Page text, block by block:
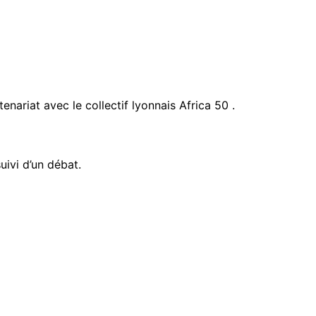
avec le collectif lyonnais Africa 50 .
d’un débat.